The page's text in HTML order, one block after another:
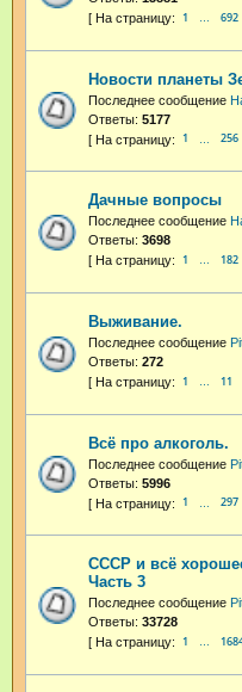
1 … 692
Новости планеты
Последнее сообщение
Ответы: 5177
1 256
Дачные вопросы
Последнее сообщение
Ответы: 3698
1 … 182
Выживание.
Последнее сообщение
Ответы: 272
1 … 11
Всё про алкоголь.
Последнее сообщение
Ответы: 5996
1 297
СССР и всё
Часть 3
Последнее сообщение
Ответы: 33728
1 …